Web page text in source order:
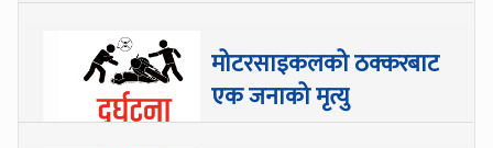
मोटरसाइकलको ठक्करबाट
एक जनाको मृत्यु